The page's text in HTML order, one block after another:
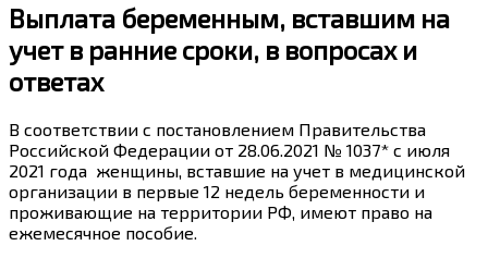
Выплата беременным, вставшим на
учет в ранние сроки, в вопросах и
ответах
В соответствии с постановлением Правительства
Российской Федерации от 28.06.2021 № 1037* с июля
2021 года женщины, вставшие на учет в медицинской
организации в первые 12 недель беременности и
проживающие на территории РФ , имеют право на
ежемесячное пособие